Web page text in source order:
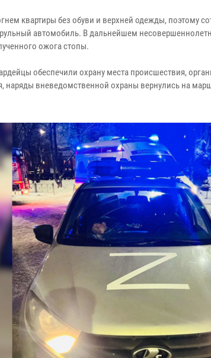
квартиры без обуви и верхней одежды, поэтому
автомобиль. В дальнейшем
ожога стопы.
обеспечили охрану места происшествия,
наряды вневедомственной охраны вернулись на